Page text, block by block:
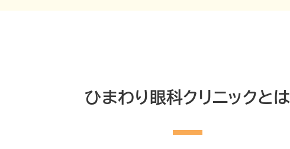
ひまわり眼科クリニックとは